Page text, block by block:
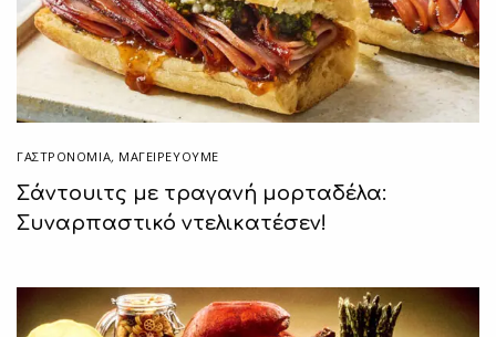
ΓΑΣΤΡΟΝΟΜΙΑ, ΜΑΓΕΙΡΕΎΟΥΜΕ
Σάντουιτς με τραγανή μορταδέλα:
Συναρπαστικό ντελικατέσεν!